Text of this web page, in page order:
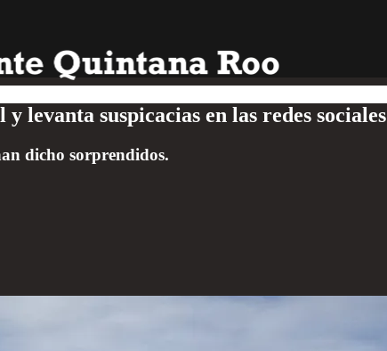
levanta suspicacias en las redes sociales
dicho sorprendidos.